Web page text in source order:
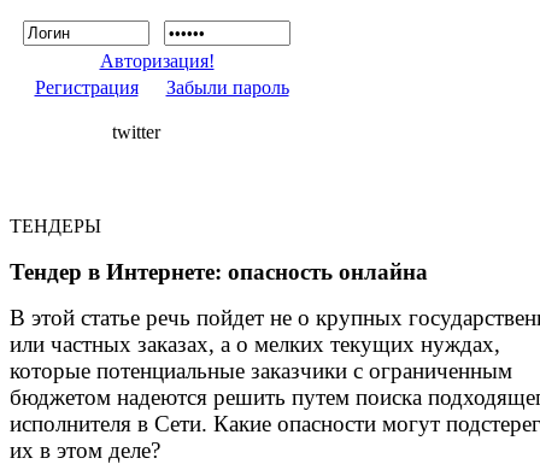
Авторизация!
Регистрация
Забыли пароль
twitter
ТЕНДЕРЫ
Тендер в Интернете: опасность онлайна
В этой статье речь пойдет не о крупных
или частных заказах, а о мелких текущих нуждах,
которые потенциальные заказчики с ограниченным
бюджетом надеются решить путем поиска
исполнителя в Сети. Какие опасности могут
их в этом деле?